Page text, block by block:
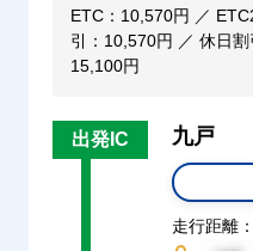
ETC：10,570円 ／
引：10,570円 ／ 休日
15,100円
出発IC 九戸
走行距離：